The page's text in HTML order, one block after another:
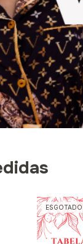
ESGOTADO